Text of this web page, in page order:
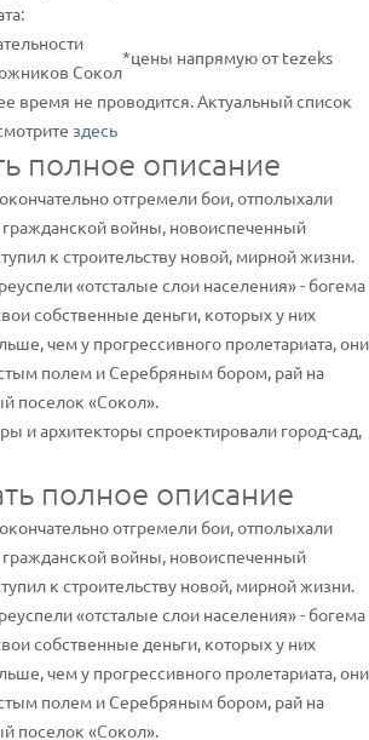
Сокол
*цены напрямую от tezeks
время не проводится. Актуальный список
здесь
полное описание
отгремели бои, отполыхали
войны, новоиспеченный
к строительству новой, мирной жизни.
«отсталые слои населения» - богема
собственные деньги, которых у них
чем у прогрессивного пролетариата, они
полем и Серебряным бором, рай на
поселок «Сокол».
и архитекторы спроектировали город-сад,
полное описание
отгремели бои, отполыхали
войны, новоиспеченный
к строительству новой, мирной жизни.
«отсталые слои населения» - богема
собственные деньги, которых у них
чем у прогрессивного пролетариата, они
полем и Серебряным бором, рай на
поселок «Сокол».